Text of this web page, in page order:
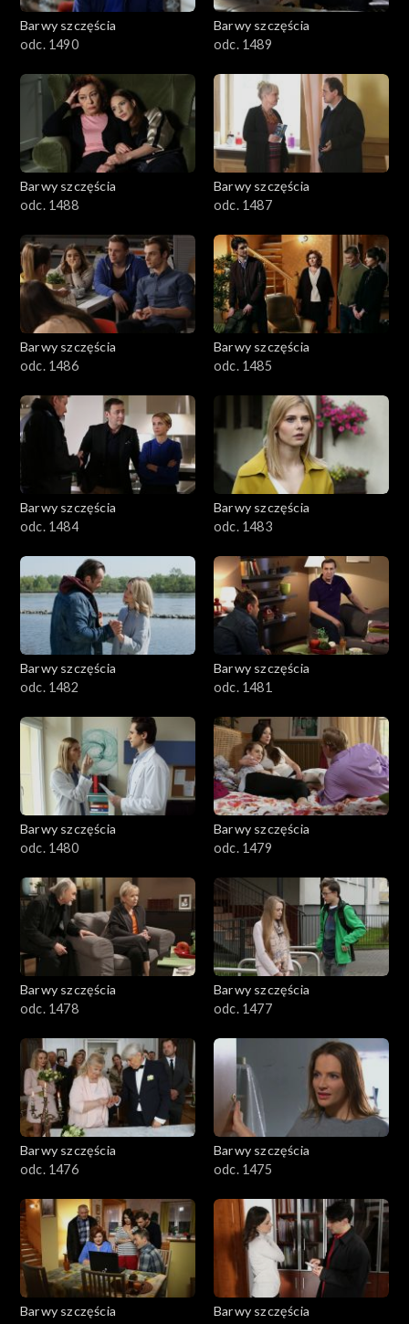
1301–1400
1101–1200
1001–1100
901–1000
801–900
782–800
Barwy szczęścia
odc. 1490
Barwy szczęścia
odc. 1489
Barwy szczęścia
odc. 1488
Barwy szczęścia
odc. 1487
Barwy szczęścia
odc. 1486
Barwy szczęścia
odc. 1485
Barwy szczęścia
odc. 1484
Barwy szczęścia
odc. 1483
Barwy szczęścia
odc. 1482
Barwy szczęścia
odc. 1481
Barwy szczęścia
odc. 1480
Barwy szczęścia
odc. 1479
Barwy szczęścia
odc. 1478
Barwy szczęścia
odc. 1477
Barwy szczęścia
odc. 1476
Barwy szczęścia
odc. 1475
Barwy szczęścia
Barwy szczęścia